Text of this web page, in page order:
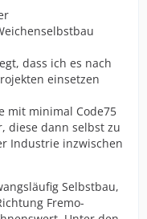
dass ich es nach
einsetzen
mit minimal Code75
diese dann selbst zu
Industrie inzwischen
Selbstbau,
Fremo-